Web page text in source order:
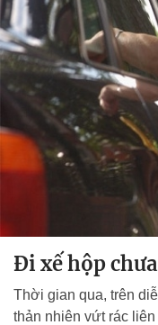
Đi xế hộp
Thời gian qua, trên
thản nhiên vứt rác